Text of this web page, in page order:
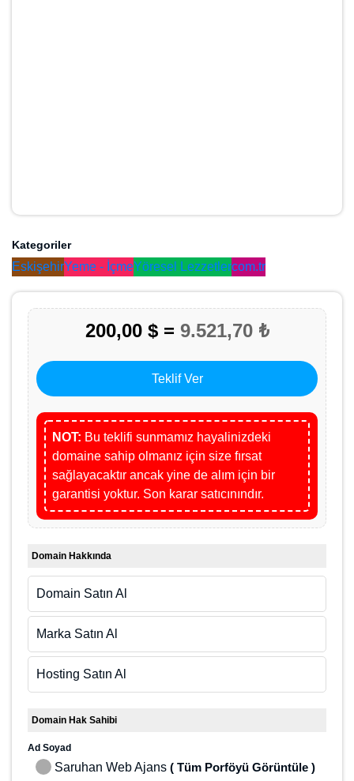
Kategoriler
Eskişehir Yeme - İçme Yöresel Lezzetler
200,00 $ = 9.521,70 ₺
Teklif Ver
NOT: Bu teklifi sunmamız hayalinizdeki
domaine sahip olmanız için size fırsat
sağlayacaktır ancak yine de alım için bir
garantisi yoktur. Son karar satıcınındır.
Domain Hakkında
Domain Satın Al
Marka Satın Al
Hosting Satın Al
Domain Hak Sahibi
Ad Soyad
Saruhan Web Ajans( Tüm Porföyü Görüntüle )